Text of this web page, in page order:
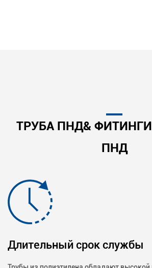
ТРУБА ПНД&
ПНД
Длительный срок службы